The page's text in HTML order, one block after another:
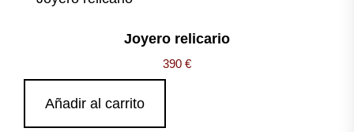
Joyero relicario
390 €
Añadir al carrito